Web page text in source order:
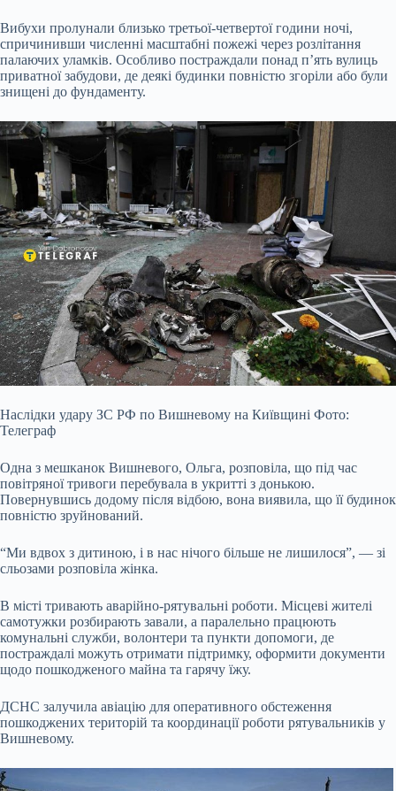
Вибухи пролунали близько третьої-четвертої години ночі,
спричинивши численні масштабні пожежі через розлітання
палаючих уламків. Особливо постраждали понад п’ять вулиць
приватної забудови, де деякі будинки повністю згоріли або були
знищені до фундаменту.
Наслідки удару ЗС РФ по Вишневому на Київщині Фото:
Телеграф
Одна з мешканок Вишневого, Ольга, розповіла, що під час
повітряної тривоги перебувала в укритті з донькою.
Повернувшись додому після відбою, вона виявила, що її будинок
повністю зруйнований.
“Ми вдвох з дитиною, і в нас нічого більше не лишилося”, — зі
сльозами розповіла жінка.
В місті тривають аварійно-рятувальні роботи. Місцеві жителі
самотужки розбирають завали, а паралельно працюють
комунальні служби, волонтери та пункти допомоги, де
постраждалі можуть отримати підтримку, оформити документи
щодо пошкодженого майна та гарячу їжу.
ДСНС залучила авіацію для оперативного обстеження
пошкоджених територій та координації роботи рятувальників у
Вишневому.